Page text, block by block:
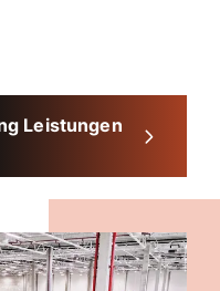
Leistungen